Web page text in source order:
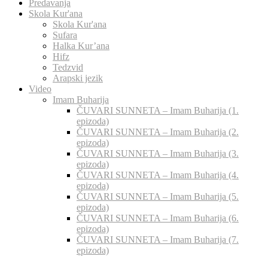
Predavanja
Skola Kur'ana
Skola Kur'ana
Sufara
Halka Kur’ana
Hifz
Tedzvid
Arapski jezik
Video
Imam Buharija
ČUVARI SUNNETA – Imam Buharija (1.
epizoda)
ČUVARI SUNNETA – Imam Buharija (2.
epizoda)
ČUVARI SUNNETA – Imam Buharija (3.
epizoda)
ČUVARI SUNNETA – Imam Buharija (4.
epizoda)
ČUVARI SUNNETA – Imam Buharija (5.
epizoda)
ČUVARI SUNNETA – Imam Buharija (6.
epizoda)
ČUVARI SUNNETA – Imam Buharija (7.
epizoda)